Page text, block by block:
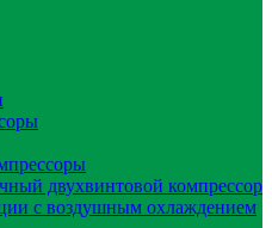
двухвинтовой компрессор
с воздушным охлаждением